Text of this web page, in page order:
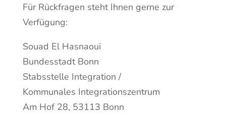
Für Rückfragen steht Ihnen gerne zur
Verfügung:
Souad El Hasnaoui
Bundesstadt Bonn
Stabsstelle Integration /
Kommunales Integrationszentrum
Am Hof 28, 53113 Bonn